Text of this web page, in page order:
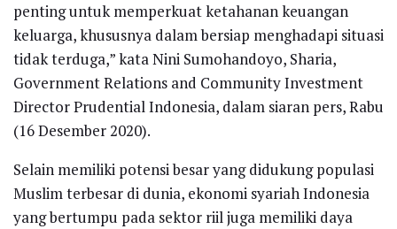
penting untuk memperkuat ketahanan keuangan
keluarga, khususnya dalam bersiap menghadapi situasi
tidak terduga,” kata Nini Sumohandoyo, Sharia,
Government Relations and Community Investment
Director Prudential Indonesia, dalam siaran pers, Rabu
(16 Desember 2020).
Selain memiliki potensi besar yang didukung populasi
Muslim terbesar di dunia, ekonomi syariah Indonesia
yang bertumpu pada sektor riil juga memiliki daya